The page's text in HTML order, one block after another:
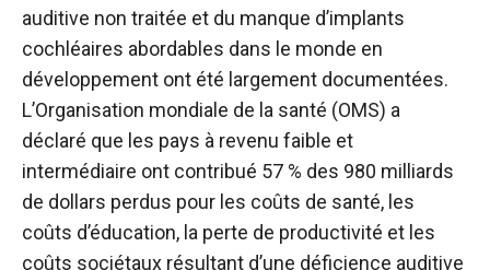
auditive non traitée et du manque d’implants
cochléaires abordables dans le monde en
développement ont été largement documentées.
L’Organisation mondiale de la santé (OMS) a
déclaré que les pays à revenu faible et
intermédiaire ont contribué 57 % des 980 milliards
de dollars perdus pour les coûts de santé, les
coûts d’éducation, la perte de productivité et les
coûts sociétaux résultant d’une déficience auditive